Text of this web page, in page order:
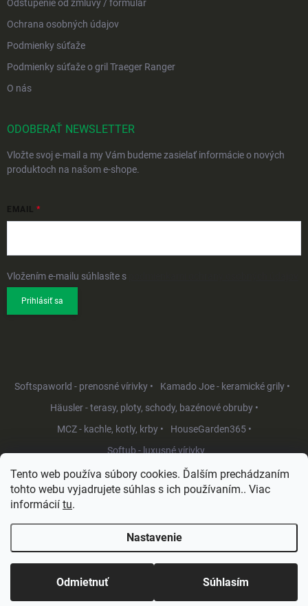
Tento web používa súbory cookies. Ďalším prechádzaním
tohto webu vyjadrujete súhlas s ich používaním.. Viac
informácií tu.
Nastavenie
Odmietnuť Súhlasím
Odstúpenie od zmluvy / formulár
Ochrana osobných údajov
Podmienky súťaže
Podmienky súťaže o gril Traeger Ranger
O nás
ODOBERAŤ NEWSLETTER
Vložte svoj e-mail a my Vám budeme zasielať informácie o nových
produktoch na našom e-shope.
EMAIL
Vložením e-mailu súhlasíte s
Prihlásiť sa
Softspaworld - prenosné vírivky •
Kamado Joe - keramické grily •
Häusler - terasy, ploty, schody, bazénové obruby •
MCZ - kachle, kotly, krby •
HouseGarden365 •
Softub - luxusné vírivky
Vytvoril Shoptet
Copyright 2026HouseGarden.sk. Všetky práva vyhradené.Upraviť